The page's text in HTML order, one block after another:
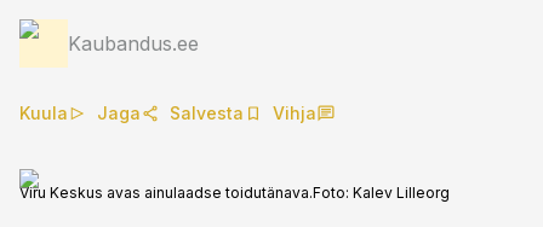
Kaubandus.ee
Kuula Jaga Salvesta Vihja
Viru Keskus avas ainulaadse toidutänava.Foto: Kalev Lilleorg